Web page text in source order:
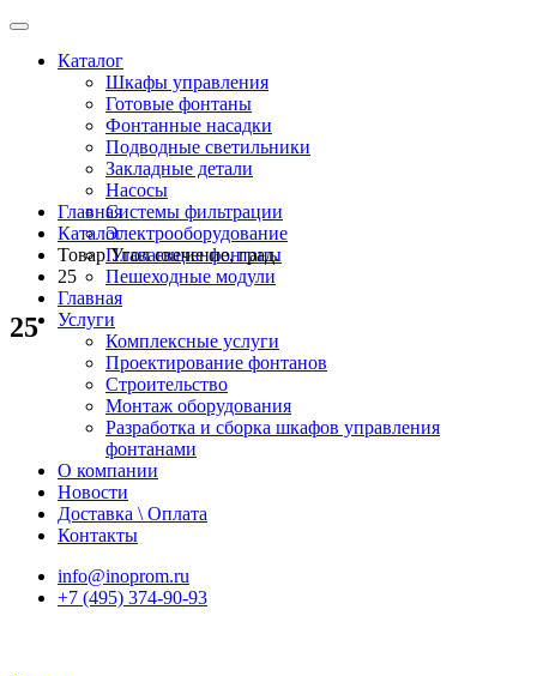
Каталог
Шкафы управления
Готовые фонтаны
Фонтанные насадки
Подводные светильники
Закладные детали
Насосы
Системы фильтрации
Электрооборудование
Плавающие фонтаны
Пешеходные модули
Главная
Услуги
Комплексные услуги
Проектирование фонтанов
Строительство
Монтаж оборудования
Разработка и сборка шкафов управления
фонтанами
О компании
Новости
Доставка \ Оплата
Контакты
info@inoprom.ru
+7 (495) 374-90-93
Главная
Каталог
Товар Угол свечение, град.
25
25